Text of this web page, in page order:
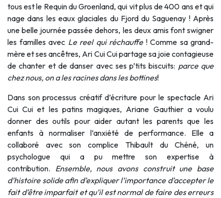
tous est le Requin du Groenland, qui vit plus de 400 ans et qui
nage dans les eaux glaciales du Fjord du Saguenay ! Après
une belle journée passée dehors, les deux amis font swigner
les familles avec Le reel qui réchauffe! Comme sa grand-
mère et ses ancêtres, Ari Cui Cui partage sa joie contagieuse
de chanter et de danser avec ses p’tits biscuits: parce que
chez nous, on a les racines dans les bottines!
Dans son processus créatif d’écriture pour le spectacle Ari
Cui Cui et les patins magiques, Ariane Gauthier a voulu
donner des outils pour aider autant les parents que les
enfants à normaliser l’anxiété de performance. Elle a
collaboré avec son complice Thibault du Chéné, un
psychologue qui a pu mettre son expertise à
contribution. Ensemble, nous avons construit une base
d’histoire solide afin d’expliquer l’importance d’accepter le
fait d’être imparfait et qu’il est normal de faire des erreurs